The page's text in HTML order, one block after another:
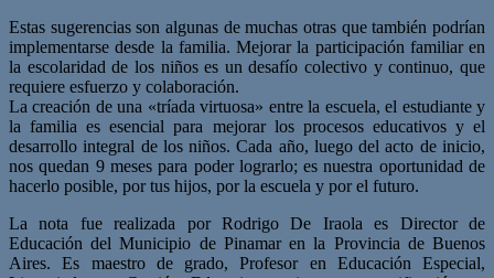
Estas sugerencias son algunas de muchas otras que también podrían
implementarse desde la familia. Mejorar la participación familiar en
la escolaridad de los niños es un desafío colectivo y continuo, que
requiere esfuerzo y colaboración.
La creación de una «tríada virtuosa» entre la escuela, el estudiante y
la familia es esencial para mejorar los procesos educativos y el
desarrollo integral de los niños. Cada año, luego del acto de inicio,
nos quedan 9 meses para poder lograrlo; es nuestra oportunidad de
hacerlo posible, por tus hijos, por la escuela y por el futuro.
La nota fue realizada por Rodrigo De Iraola es Director de
Educación del Municipio de Pinamar en la Provincia de Buenos
Aires. Es maestro de grado, Profesor en Educación Especial,